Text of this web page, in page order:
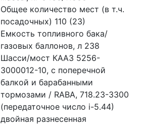
Общее количество мест (в т.ч.
посадочных) 110 (23)
Емкость топливного бака/
газовых баллонов, л 238
Шасси/мост КААЗ 5256-
3000012-10, с поперечной
балкой и барабанными
тормозами / RABA, 718.23-3300
(передаточное число i-5.44)
двойная разнесенная